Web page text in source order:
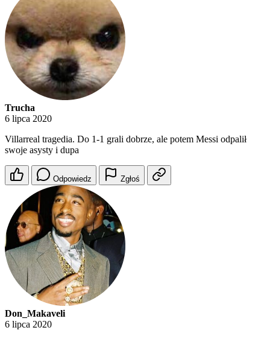
Trucha
6 lipca 2020
Villarreal tragedia. Do 1-1 grali dobrze, ale potem Messi odpalił
swoje asysty i dupa
Odpowiedz Zgłoś
Don_Makaveli
6 lipca 2020